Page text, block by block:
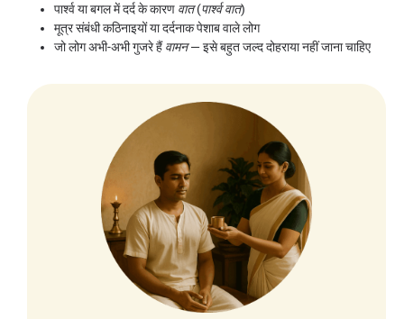
पार्श्व या बगल में दर्द के कारण वात(पार्श्व वात)
मूत्र संबंधी कठिनाइयों या दर्दनाक पेशाब वाले लोग
जो लोग अभी-अभी गुजरे हैंवामन— इसे बहुत जल्द दोहराया नहीं जाना चाहिए